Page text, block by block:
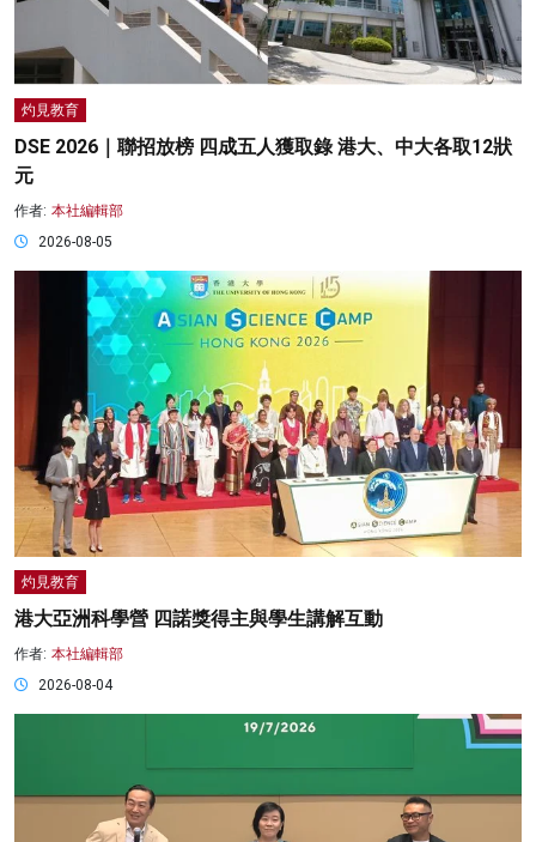
灼見教育
DSE 2026｜聯招放榜 四成五人獲取錄 港大、中大各取12狀
元
作者: 本社編輯部
2026-08-05
灼見教育
港大亞洲科學營 四諾獎得主與學生講解互動
作者: 本社編輯部
2026-08-04